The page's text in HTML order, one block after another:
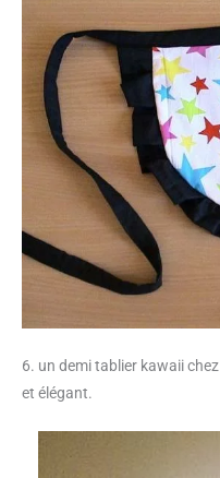
6. un demi tablier kawaii chez
et élégant.